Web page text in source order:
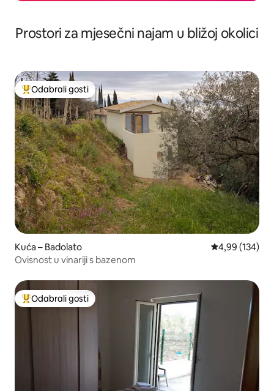
Prostori za mjesečni najam u bližoj okolici
Među najviše rangiranima s oznakom „Odabrali gosti”
Odabrali gosti
Kuća – Badolato Prosječna
4,99 (134)
Ovisnost u vinariji s bazenom
Među najviše rangiranima s oznakom „Odabrali gosti”
Odabrali gosti